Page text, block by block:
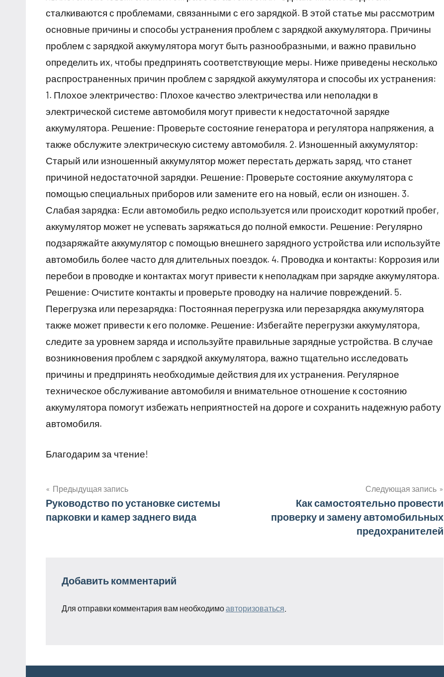
сталкиваются с проблемами, связанными с его зарядкой. В этой статье мы рассмотрим
основные причины и способы устранения проблем с зарядкой аккумулятора. Причины
проблем с зарядкой аккумулятора могут быть разнообразными, и важно правильно
определить их, чтобы предпринять соответствующие меры. Ниже приведены несколько
распространенных причин проблем с зарядкой аккумулятора и способы их устранения:
1. Плохое электричество: Плохое качество электричества или неполадки в
электрической системе автомобиля могут привести к недостаточной зарядке
аккумулятора. Решение: Проверьте состояние генератора и регулятора напряжения, а
также обслужите электрическую систему автомобиля. 2. Изношенный аккумулятор:
Старый или изношенный аккумулятор может перестать держать заряд, что станет
причиной недостаточной зарядки. Решение: Проверьте состояние аккумулятора с
помощью специальных приборов или замените его на новый, если он изношен. 3.
Слабая зарядка: Если автомобиль редко используется или происходит короткий пробег,
аккумулятор может не успевать заряжаться до полной емкости. Решение: Регулярно
подзаряжайте аккумулятор с помощью внешнего зарядного устройства или используйте
автомобиль более часто для длительных поездок. 4. Проводка и контакты: Коррозия или
перебои в проводке и контактах могут привести к неполадкам при зарядке аккумулятора.
Решение: Очистите контакты и проверьте проводку на наличие повреждений. 5.
Перегрузка или перезарядка: Постоянная перегрузка или перезарядка аккумулятора
также может привести к его поломке. Решение: Избегайте перегрузки аккумулятора,
следите за уровнем заряда и используйте правильные зарядные устройства. В случае
возникновения проблем с зарядкой аккумулятора, важно тщательно исследовать
причины и предпринять необходимые действия для их устранения. Регулярное
техническое обслуживание автомобиля и внимательное отношение к состоянию
аккумулятора помогут избежать неприятностей на дороге и сохранить надежную работу
автомобиля.
Благодарим за чтение!
Навигация
по
Предыдущая запись
Руководство по установке системы
парковки и камер заднего вида
Следующая запись
Как самостоятельно провести
проверку и замену автомобильных
предохранителей
Добавить комментарий
Для отправки комментария вам необходимоавторизоваться